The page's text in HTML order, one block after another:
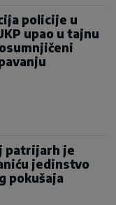
policije u
upao u tajnu
patrijarh je
jedinstvo
pokušaja